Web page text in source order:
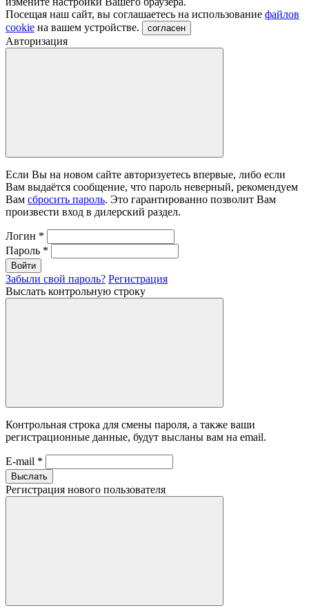
Посещая наш сайт, вы соглашаетесь на использование файлов
cookie на вашем устройстве. согласен
Авторизация
Если Вы на новом сайте авторизуетесь впервые, либо если
Вам выдаётся сообщение, что пароль неверный, рекомендуем
Вам сбросить пароль. Это гарантированно позволит Вам
произвести вход в дилерский раздел.
Логин *
Пароль *
Войти
Забыли свой пароль? Регистрация
Выслать контрольную строку
Контрольная строка для смены пароля, а также ваши
регистрационные данные, будут высланы вам на email.
E-mail *
Выслать
Регистрация нового пользователя